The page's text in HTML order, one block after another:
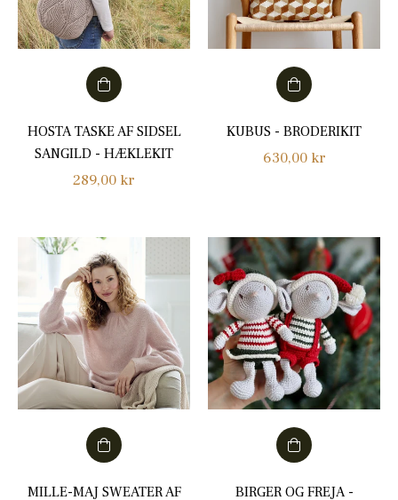
HOSTA TASKE AF SIDSEL
SANGILD - HÆKLEKIT
Normalpris
289,00 kr
KUBUS - BRODERIKIT
Normalpris
630,00 kr
MILLE-MAJ SWEATER AF BIRGER OG FREJA -